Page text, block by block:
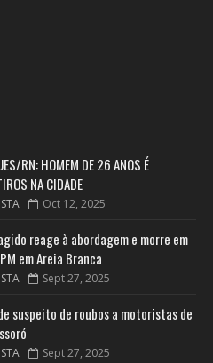
RN: HOMEM DE 26 ANOS É
NA CIDADE
Oct 12, 2025
reage à abordagem e morre em
em Areia Branca
Sept 27, 2025
suspeito de roubos a motoristas de
Sept 27, 2025